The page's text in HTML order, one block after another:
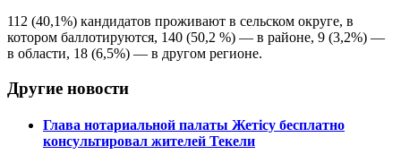
112 (40,1%) кандидатов проживают в сельском округе, в
котором баллотируются, 140 (50,2 %) — в районе, 9 (3,2%) —
в области, 18 (6,5%) — в другом регионе.
Другие новости
Глава нотариальной палаты Жетісу бесплатно
консультировал жителей Текели